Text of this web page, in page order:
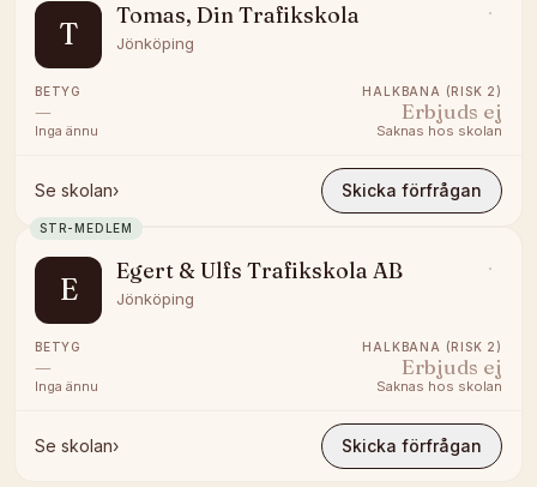
T
Tomas, Din Trafikskola
Jönköping
BETYG
—
Inga ännu
HALKBANA (RISK 2)
Erbjuds ej
Saknas hos skolan
Se skolan› Skicka förfrågan
STR-MEDLEM
E
Egert & Ulfs Trafikskola AB
Jönköping
BETYG
—
Inga ännu
HALKBANA (RISK 2)
Erbjuds ej
Saknas hos skolan
Se skolan› Skicka förfrågan